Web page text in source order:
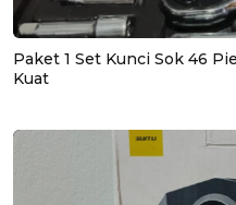
Paket 1 Set Kunci Sok 46
Kuat